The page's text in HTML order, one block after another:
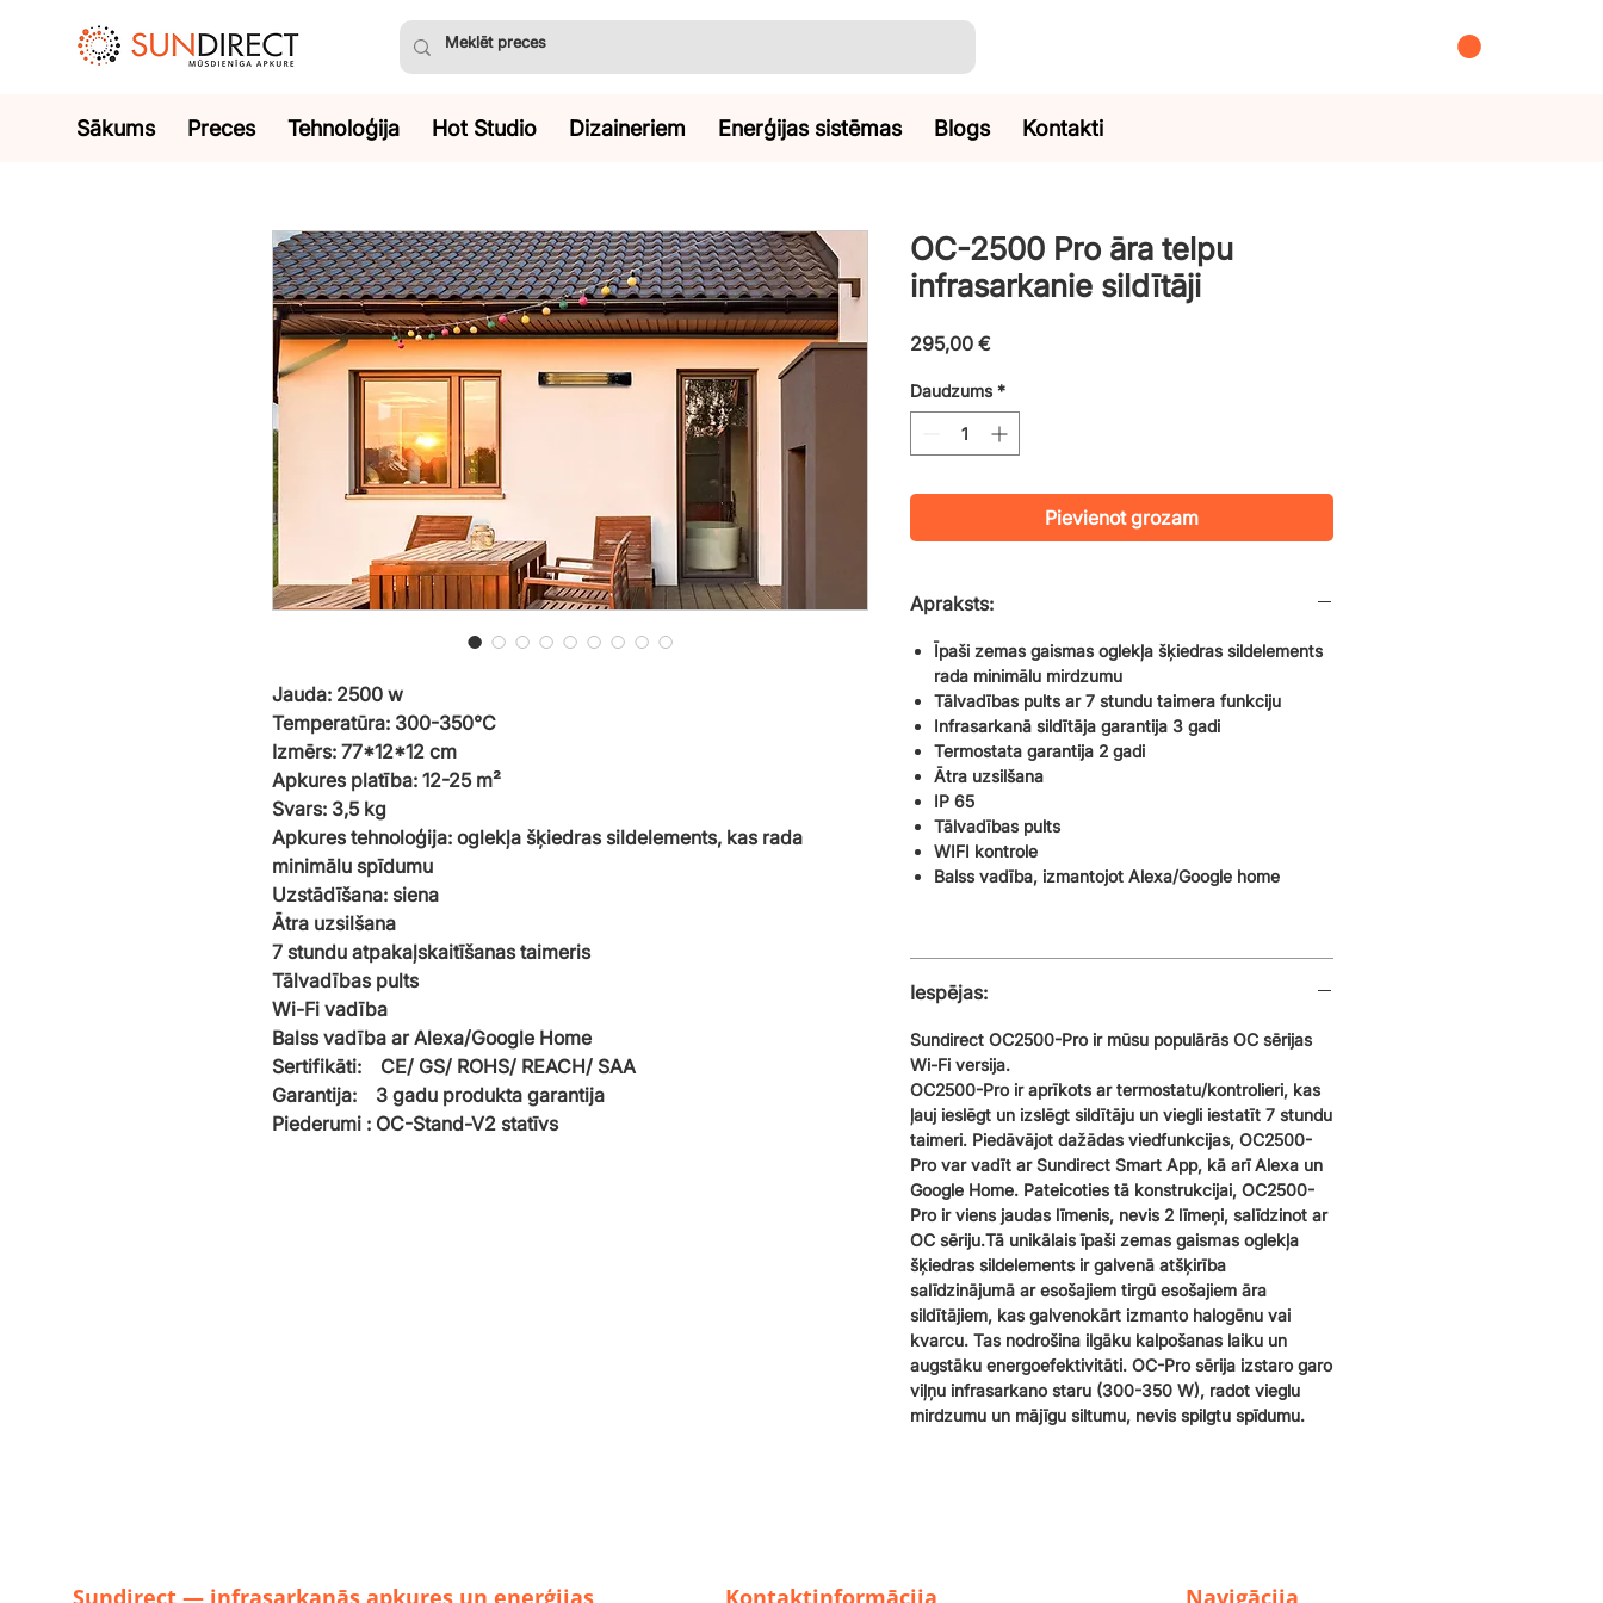
Sākums Preces Tehnoloģija Hot Studio Dizaineriem Enerģijas sistēmas Blogs Kontakti
Jauda: 2500 w
Temperatūra: 300-350°C
Izmērs: 77*12*12 cm
Apkures platība: 12-25 m²
Svars: 3,5 kg
Apkures tehnoloģija: oglekļa šķiedras sildelements, kas rada
minimālu spīdumu
Uzstādīšana: siena
Ātra uzsilšana
7 stundu atpakaļskaitīšanas taimeris
Tālvadības pults
Wi-Fi vadība
Balss vadība ar Alexa/Google Home
Sertifikāti: CE/ GS/ ROHS/ REACH/ SAA
Garantija: 3 gadu produkta garantija
Piederumi : OC-Stand-V2 statīvs
OC-2500 Pro āra telpu
infrasarkanie sildītāji
295,00 €Cena
Daudzums *
Pievienot grozam
Apraksts:
Īpaši zemas gaismas oglekļa šķiedras sildelements
rada minimālu mirdzumu
Tālvadības pults ar 7 stundu taimera funkciju
Infrasarkanā sildītāja garantija 3 gadi
Termostata garantija 2 gadi
Ātra uzsilšana
IP 65
Tālvadības pults
WIFI kontrole
Balss vadība, izmantojot Alexa/Google home
Iespējas:
Sundirect OC2500-Pro ir mūsu populārās OC sērijas
Wi-Fi versija.
OC2500-Pro ir aprīkots ar termostatu/kontrolieri, kas
ļauj ieslēgt un izslēgt sildītāju un viegli iestatīt 7 stundu
taimeri. Piedāvājot dažādas viedfunkcijas, OC2500-
Pro var vadīt ar Sundirect Smart App, kā arī Alexa un
Google Home. Pateicoties tā konstrukcijai, OC2500-
Pro ir viens jaudas līmenis, nevis 2 līmeņi, salīdzinot ar
OC sēriju.Tā unikālais īpaši zemas gaismas oglekļa
šķiedras sildelements ir galvenā atšķirība
salīdzinājumā ar esošajiem tirgū esošajiem āra
sildītājiem, kas galvenokārt izmanto halogēnu vai
kvarcu. Tas nodrošina ilgāku kalpošanas laiku un
augstāku energoefektivitāti. OC-Pro sērija izstaro garo
viļņu infrasarkano staru (300-350 W), radot vieglu
mirdzumu un mājīgu siltumu, nevis spilgtu spīdumu.
Sundirect — infrasarkanās apkures un enerģijas
Kontaktinformācija Navigācija